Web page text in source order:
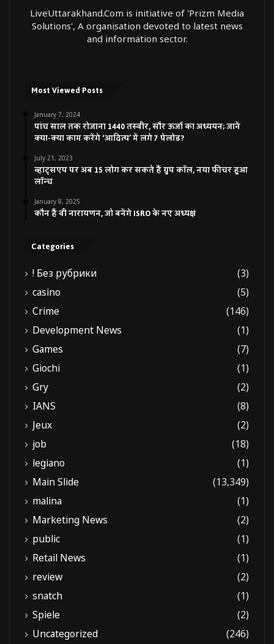
LiveUttarakhand.Com is initiative of 'Prizm Media
Solutions', A organisation devoted to latest news
and information sector.
Most Viewed Posts
January 7, 2024
पांच साल तक रोजाना 1440 तस्वीर, सौर ऊर्जा का अध्ययन; जानें
क्या-क्या काम करेंगे ‘आदित्य’ में लगे 7 पेलोड?
July 21, 2023
व्हाट्सएप पर अब 15 लोग कर सकते हैं ग्रुप कॉल, नया फीचर हुआ
लॉन्च
January 8, 2025
कौन हैं वी नारायणन, जो बनेंगे ISRO के नए अध्यक्ष
Categories
! Без рубрики
(3)
casino
(5)
Crime
(146)
Development News
(1)
Games
(7)
Giochi
(1)
Gry
(2)
IANS
(8)
Jeux
(2)
job
(18)
legiano
(1)
Main Slide
(13,349)
malina
(1)
Marketing News
(2)
public
(1)
Retail News
(1)
review
(2)
snatch
(1)
Spiele
(2)
Uncategorized
(246)